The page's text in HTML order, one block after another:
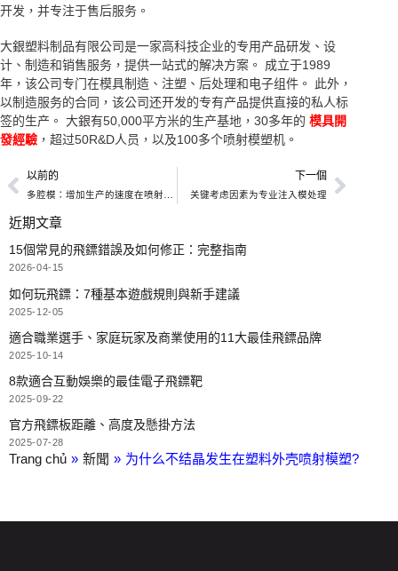
开发，并专注于售后服务。
大銀塑料制品有限公司是一家高科技企业的专用产品研发、设
计、制造和销售服务，提供一站式的解决方案。 成立于1989
年，该公司专门在模具制造、注塑、后处理和电子组件。 此外，
以制造服务的合同，该公司还开发的专有产品提供直接的私人标
签的生产。 大銀有50,000平方米的生产基地，30多年的 模具開
發經驗 ，超过50R&D人员，以及100多个喷射模塑机。
以前的 下一個
关键考虑因素为专业注入模处理
近期文章
15個常見的飛鏢錯誤及如何修正：完整指南
2026-04-15
如何玩飛鏢：7種基本遊戲規則與新手建議
2025-12-05
適合職業選手、家庭玩家及商業使用的11大最佳飛鏢品牌
2025-10-14
8款適合互動娛樂的最佳電子飛鏢靶
2025-09-22
官方飛鏢板距離、高度及懸掛方法
2025-07-28
Trang chủ » 新聞 » 为什么不结晶发生在塑料外壳喷射模塑?